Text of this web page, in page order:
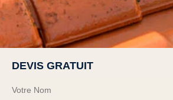
DEVIS GRATUIT